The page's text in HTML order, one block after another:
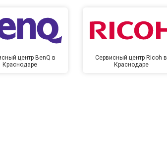
центр BenQ в
Краснодаре
Сервисный центр Ricoh в
Краснодаре